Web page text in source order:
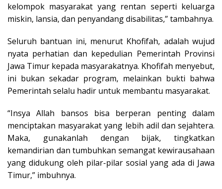
kelompok masyarakat yang rentan seperti keluarga
miskin, lansia, dan penyandang disabilitas,” tambahnya.
Seluruh bantuan ini, menurut Khofifah, adalah wujud
nyata perhatian dan kepedulian Pemerintah Provinsi
Jawa Timur kepada masyarakatnya. Khofifah menyebut,
ini bukan sekadar program, melainkan bukti bahwa
Pemerintah selalu hadir untuk membantu masyarakat.
“Insya Allah bansos bisa berperan penting dalam
menciptakan masyarakat yang lebih adil dan sejahtera.
Maka, gunakanlah dengan bijak, tingkatkan
kemandirian dan tumbuhkan semangat kewirausahaan
yang didukung oleh pilar-pilar sosial yang ada di Jawa
Timur,” imbuhnya.